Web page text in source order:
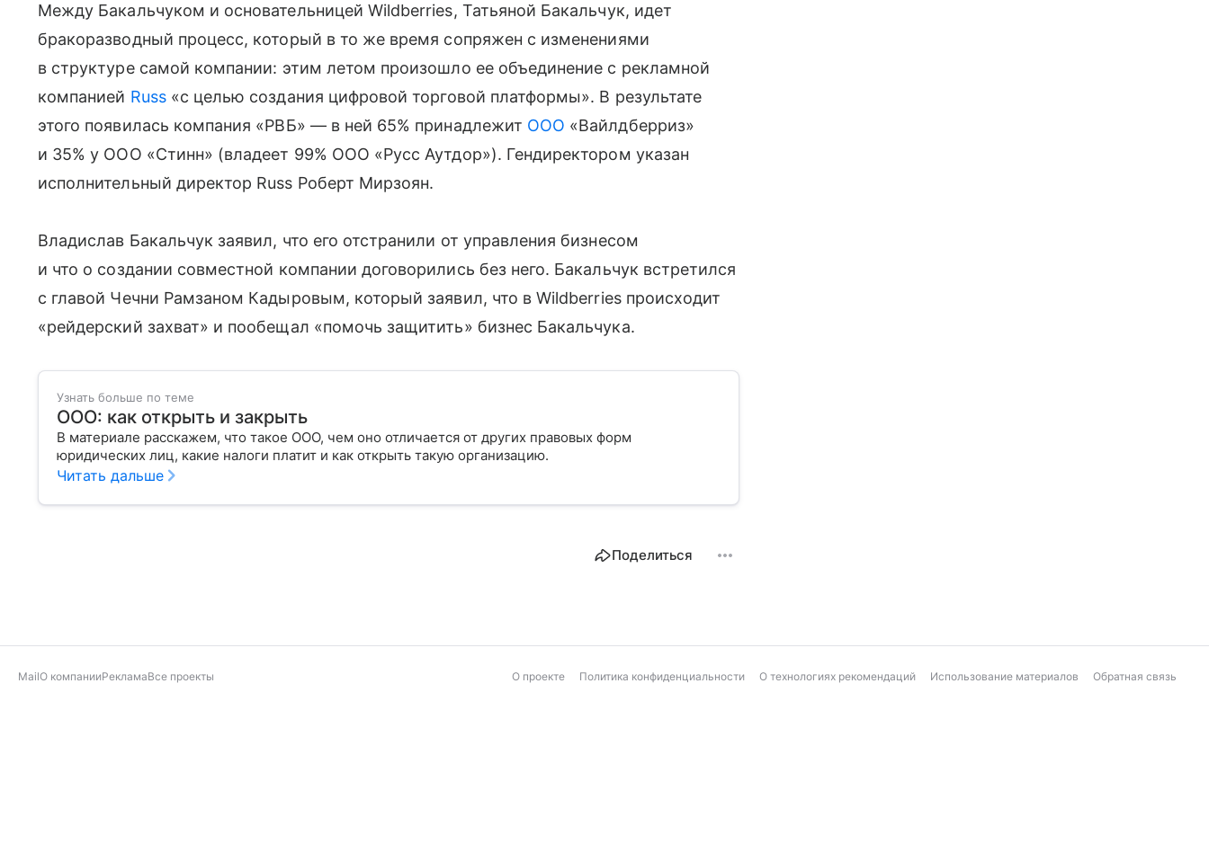
Между Бакальчуком и основательницей Wildberries, Татьяной Бакальчук, идет
бракоразводный процесс, который в то же время сопряжен с изменениями
в структуре самой компании: этим летом произошло ее объединение с рекламной
компанией Russ «с целью создания цифровой торговой платформы». В результате
этого появилась компания «РВБ» — в ней 65% принадлежит ООО «Вайлдберриз»
и 35% у ООО «Стинн» (владеет 99% ООО «Русс Аутдор»). Гендиректором указан
исполнительный директор Russ Роберт Мирзоян.
Владислав Бакальчук заявил, что его отстранили от управления бизнесом
и что о создании совместной компании договорились без него. Бакальчук встретился
с главой Чечни Рамзаном Кадыровым, который заявил, что в Wildberries происходит
«рейдерский захват» и пообещал «помочь защитить» бизнес Бакальчука.
Узнать больше по теме
ООО: как открыть и закрыть
В материале расскажем, что такое ООО, чем оно отличается от других правовых форм
юридических лиц, какие налоги платит и как открыть такую организацию.
Читать дальше
Поделиться
MailО компанииРекламаВсе проекты О проекте Политика конфиденциальности О технологиях рекомендаций Использование материалов Обратная связь